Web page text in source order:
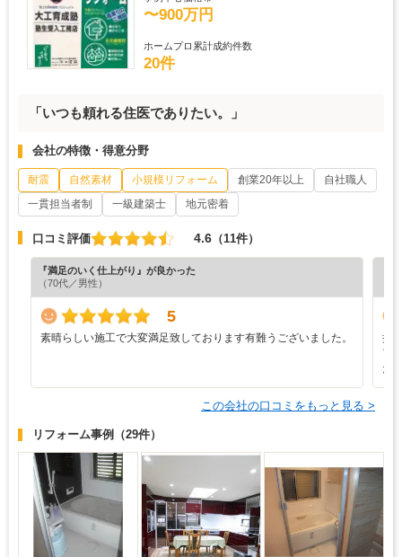
〜900万円
ホームプロ累計成約件数
20件
「いつも頼れる住医でありたい。」
会社の特徴・得意分野
耐震 自然素材 小規模リフォーム 創業20年以上
自社職人
一貫担当者制
一級建築士 地元密着
口コミ評価 4.6 （11件）
『満足のいく仕上がり』が良かった
（70代／男性）
5
素晴らしい施工で大変満足致しております有難うございました。
担
ア
た
この会社の口コミをもっと見る >
リフォーム事例 （29件）